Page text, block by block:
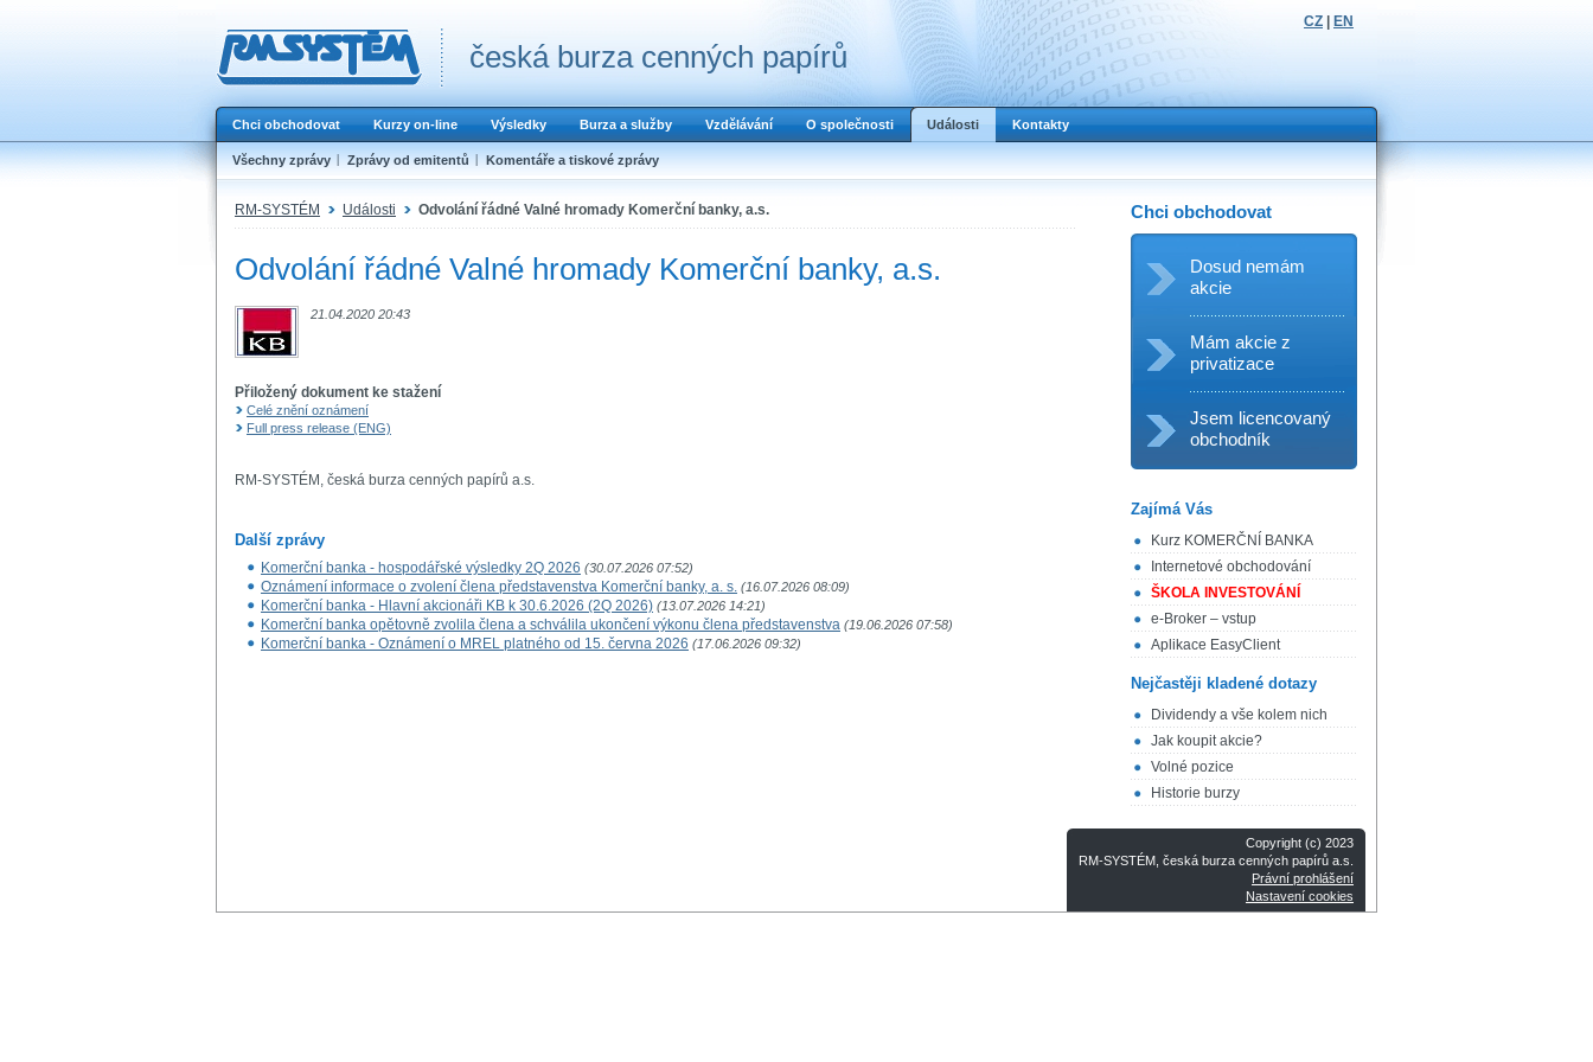
česká burza cenných papírů
CZ EN
Chci obchodovat Kurzy on-line Výsledky Burza a služby Vzdělávání O společnosti Události Kontakty
Všechny zprávy Zprávy od emitentů Komentáře a tiskové zprávy
RM-SYSTÉM Události Odvolání řádné Valné hromady Komerční banky, a.s.
Odvolání řádné Valné hromady Komerční banky, a.s.
21.04.2020 20:43
Přiložený dokument ke stažení
Celé znění oznámení
Full press release (ENG)
RM-SYSTÉM, česká burza cenných papírů a.s.
Další zprávy
Komerční banka - hospodářské výsledky 2Q 2026 (30.07.2026 07:52)
Oznámení informace o zvolení člena představenstva Komerční banky, a. s. (16.07.2026 08:09)
Komerční banka - Hlavní akcionáři KB k 30.6.2026 (2Q 2026) (13.07.2026 14:21)
Komerční banka opětovně zvolila člena a schválila ukončení výkonu člena představenstva (19.06.2026 07:58)
Komerční banka - Oznámení o MREL platného od 15. června 2026 (17.06.2026 09:32)
Chci obchodovat
Dosud nemám
akcie
Mám akcie z
privatizace
Jsem licencovaný
obchodník
Zajímá Vás
Kurz KOMERČNÍ BANKA
Internetové obchodování
ŠKOLA INVESTOVÁNÍ
e-Broker – vstup
Aplikace EasyClient
Nejčastěji kladené dotazy
Dividendy a vše kolem nich
Jak koupit akcie?
Volné pozice
Historie burzy
Copyright (c) 2023
RM-SYSTÉM, česká burza cenných papírů a.s.
Právní prohlášení
Nastavení cookies